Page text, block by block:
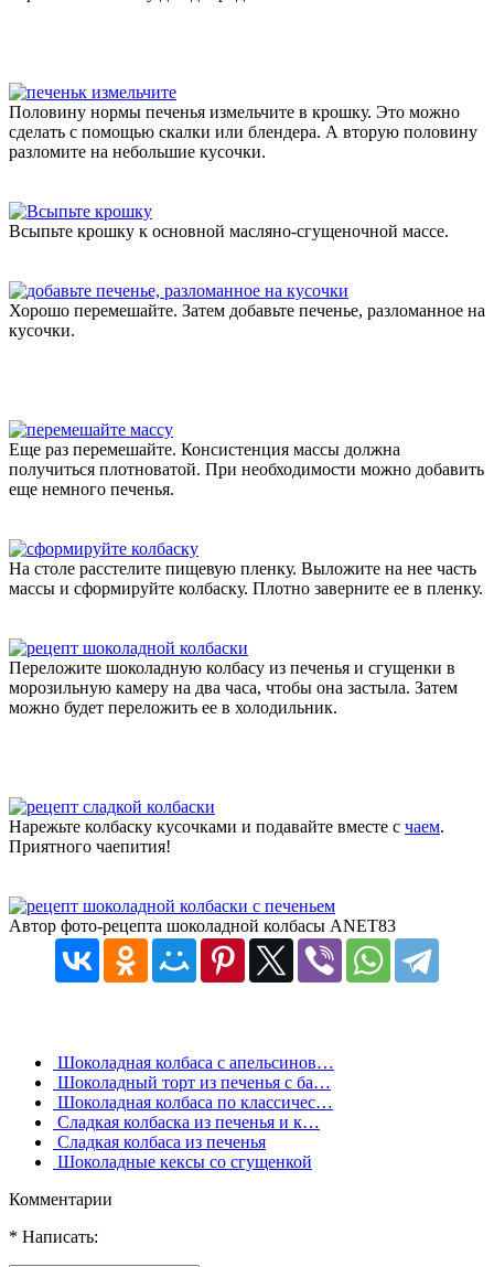
Половину нормы печенья измельчите в крошку. Это можно
сделать с помощью скалки или блендера. А вторую половину
разломите на небольшие кусочки.
Всыпьте крошку к основной масляно-сгущеночной массе.
Хорошо перемешайте. Затем добавьте печенье, разломанное на
кусочки.
Еще раз перемешайте. Консистенция массы должна
получиться плотноватой. При необходимости можно добавить
еще немного печенья.
На столе расстелите пищевую пленку. Выложите на нее часть
массы и сформируйте колбаску. Плотно заверните ее в пленку.
Переложите шоколадную колбасу из печенья и сгущенки в
морозильную камеру на два часа, чтобы она застыла. Затем
можно будет переложить ее в холодильник.
Нарежьте колбаску кусочками и подавайте вместе с чаем.
Приятного чаепития!
Автор фото-рецепта шоколадной колбасы ANET83
Шоколадная колбаса с апельсинов…
Шоколадный торт из печенья с ба…
Шоколадная колбаса по классичес…
Сладкая колбаска из печенья и к…
Сладкая колбаса из печенья
Шоколадные кексы со сгущенкой
Комментарии
* Написать: